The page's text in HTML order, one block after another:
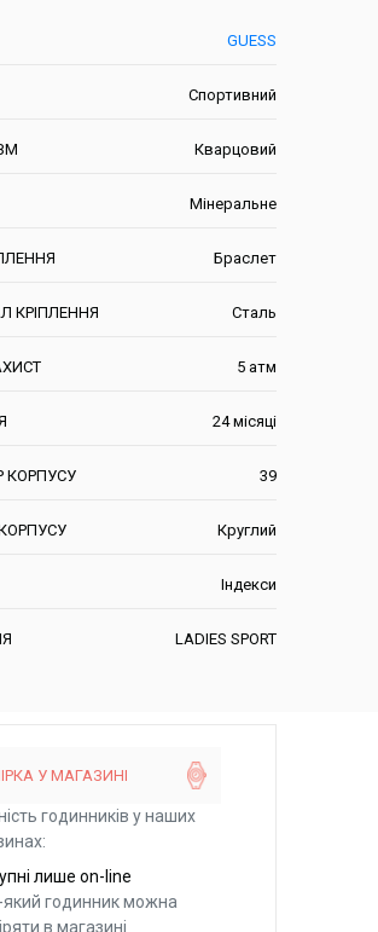
GUESS
Спортивний
Кварцовий
Мінеральне
Браслет
КРІПЛЕННЯ Сталь
5 атм
24 місяці
КОРПУСУ 39
Круглий
Індекси
LADIES SPORT
У МАГАЗИНІ
годинників у наших
лише on-line
який годинник можна
в магазині